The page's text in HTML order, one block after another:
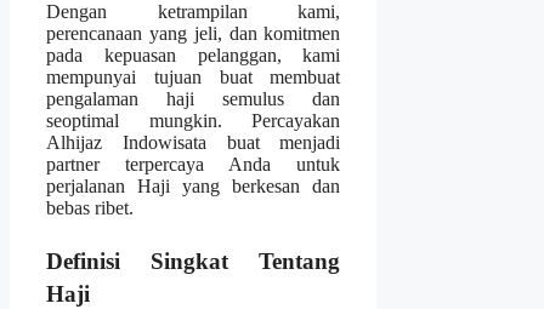
Dengan ketrampilan kami,
perencanaan yang jeli, dan komitmen
pada kepuasan pelanggan, kami
mempunyai tujuan buat membuat
pengalaman haji semulus dan
seoptimal mungkin. Percayakan
Alhijaz Indowisata buat menjadi
partner terpercaya Anda untuk
perjalanan Haji yang berkesan dan
bebas ribet.
Definisi Singkat Tentang
Haji